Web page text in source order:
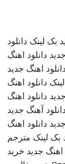
بک لینک دانلود
دانلود اهنگ
دانلود اهنگ جدید
دانلود اهنگ
دانلود اهنگ
دانلود آهنگ جدید
دانلود اهنگ
بک لینک مترجم
اهنگ جدید خرید